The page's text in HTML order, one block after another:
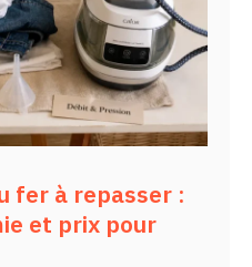
fer à repasser :
et prix pour